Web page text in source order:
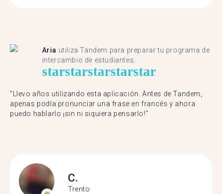
Aria utiliza Tandem para preparar tu programa de
intercambio de estudiantes.
starstarstarstarstar
"Llevo años utilizando esta aplicación. Antes de Tandem,
apenas podía pronunciar una frase en francés y ahora
puedo hablarlo ¡sin ni siquiera pensarlo!"
C.
Trento